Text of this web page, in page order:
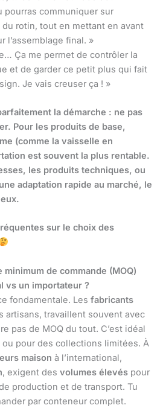
pourras communiquer sur
rotin, tout en mettant en avant
l’assemblage final. »
Ça me permet de contrôler la
et de garder ce petit plus qui fait
Je vais creuser ça ! »
la démarche : ne pas
Pour les produits de base,
(comme la vaisselle en
est souvent la plus rentable.
les produits techniques, ou
adaptation rapide au marché, le
sur le choix des
de commande (MOQ)
vs un importateur ?
fondamentale. Les fabricants
artisans, travaillent souvent avec
pas de MOQ du tout. C’est idéal
pour des collections limitées. À
maison à l’international,
, exigent des volumes élevés pour
production et de transport. Tu
par conteneur complet.